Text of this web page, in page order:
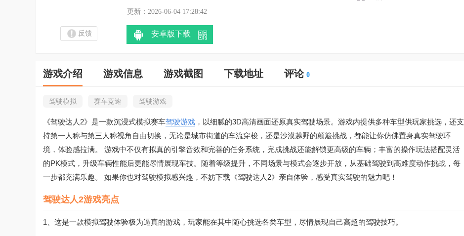
更新：2026-06-04 17:28:42
反馈 安卓版下载
游戏介绍 游戏信息 游戏截图 下载地址 评论 0
驾驶模拟 赛车竞速 驾驶游戏
《驾驶达人2》是一款沉浸式模拟赛车驾驶游戏 ，以细腻的3D高清画面还原真实驾驶场景。游戏内提供多种车型供玩家挑选，还支
持第一人称与第三人称视角自由切换，无论是城市街道的车流穿梭，还是沙漠越野的颠簸挑战，都能让你仿佛置身真实驾驶环
境，体验感拉满。 游戏中不仅有拟真的引擎音效和完善的任务系统，完成挑战还能解锁更高级的车辆；丰富的操作玩法搭配灵活
的PK模式，升级车辆性能后更能尽情展现车技。随着等级提升，不同场景与模式会逐步开放，从基础驾驶到高难度动作挑战，每
一步都充满乐趣。 如果你也对驾驶模拟感兴趣，不妨下载《驾驶达人2》亲自体验，感受真实驾驶的魅力吧！
驾驶达人2游戏亮点
1、这是一款模拟驾驶体验极为逼真的游戏，玩家能在其中随心挑选各类车型，尽情展现自己高超的驾驶技巧。